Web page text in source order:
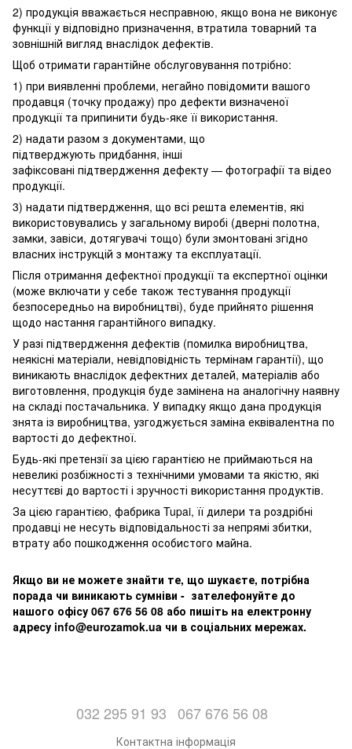
2) продукція вважається несправною, якщо вона не виконує
функції у відповідно призначення, втратила товарний та
зовнішній вигляд внаслідок дефектів.
Щоб отримати гарантійне обслуговування потрібно:
1) при виявленні проблеми, негайно повідомити вашого
продавця (точку продажу) про дефекти визначеної
продукції та припинити будь-яке її використання.
2) надати разом з документами, що
підтверджують придбання, інші
зафіксовані підтвердження дефекту — фотографії та відео
продукції.
3) надати підтвердження, що всі решта елементів, які
використовувались у загальному виробі (дверні полотна,
замки, завіси, дотягувачі тощо) були змонтовані згідно
власних інструкцій з монтажу та експлуатації.
Після отримання дефектної продукції та експертної оцінки
(може включати у себе також тестування продукції
безпосередньо на виробництві), буде прийнято рішення
щодо настання гарантійного випадку.
У разі підтвердження дефектів (помилка виробництва,
неякісні матеріали, невідповідність термінам гарантії), що
виникають внаслідок дефектних деталей, матеріалів або
виготовлення, продукція буде замінена на аналогічну наявну
на складі постачальника. У випадку якщо дана продукція
знята із виробництва, узгоджується заміна еквівалентна по
вартості до дефектної.
Будь-які претензії за цією гарантією не приймаються на
невеликі розбіжності з технічними умовами та якістю, які
несуттєві до вартості і зручності використання продуктів.
За цією гарантією, фабрика Tupai, її дилери та роздрібні
продавці не несуть відповідальності за непрямі збитки,
втрату або пошкодження особистого майна.
Якщо ви не можете знайти те, що шукаєте, потрібна
порада чи виникають сумніви - зателефонуйте до
нашого офісу 067 676 56 08 або пишіть на електронну
адресу info@eurozamok.ua чи в соціальних мережах.
032 295 91 93 067 676 56 08
Контактна інформація